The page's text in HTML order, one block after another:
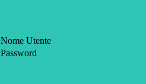
Nome Utente
Password